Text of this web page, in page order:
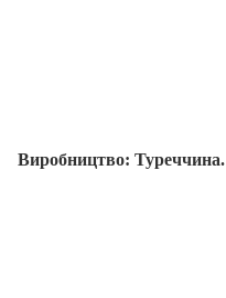
Виробництво: Туреччина.